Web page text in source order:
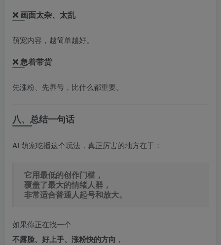
❌ 画面太杂、太乱
萌宠内容，越简单越好。
❌ 急着带货
先涨粉、先养号，比什么都重要。
八、总结一句话
AI 萌宠吃播这个玩法，真正厉害的地方在于：
它用最低的创作门槛，
覆盖了最大的情绪人群，
非常适合普通人起号和放大。
如果你正在找一个
不露脸、好上手、涨粉快的方向 ，